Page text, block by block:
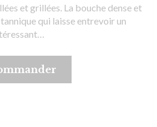
et grillées. La bouche dense et
qui laisse entrevoir un